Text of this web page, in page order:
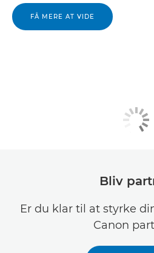
FÅ MERE AT VIDE
Bliv
Er du klar til at styrke
Canon